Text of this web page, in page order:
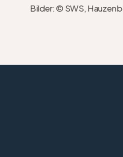
Bilder: © SWS,